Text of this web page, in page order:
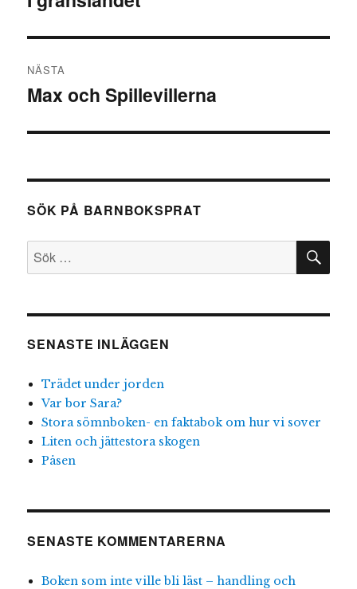
NÄSTA
Nästa
Max och Spillevillerna
SÖK PÅ BARNBOKSPRAT
Sök
SENASTE INLÄGGEN
Trädet under jorden
Var bor Sara?
Stora sömnboken- en faktabok om hur vi sover
Liten och jättestora skogen
Påsen
SENASTE KOMMENTARERNA
Boken som inte ville bli läst – handling och